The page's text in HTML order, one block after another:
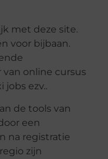
met deze site.
voor bijbaan.
van online cursus
jobs ezv..
de tools van
een
na registratie
zijn